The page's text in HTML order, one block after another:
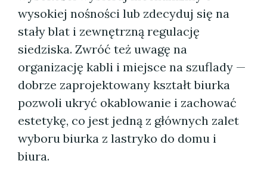
wysokiej nośności lub zdecyduj się na
stały blat i zewnętrzną regulację
siedziska. Zwróć też uwagę na
organizację kabli i miejsce na szuflady —
dobrze zaprojektowany kształt biurka
pozwoli ukryć okablowanie i zachować
estetykę, co jest jedną z głównych zalet
wyboru biurka z lastryko do domu i
biura.